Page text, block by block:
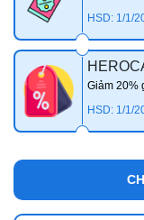
HSD: 1/1/
Giảm 20%
HSD: 1/1/